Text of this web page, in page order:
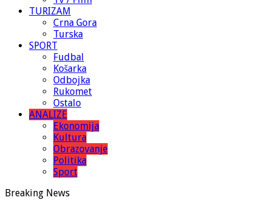
TURIZAM
Crna Gora
Turska
SPORT
Fudbal
Košarka
Odbojka
Rukomet
Ostalo
ANALIZE
Ekonomija
Kultura
Obrazovanje
Politika
Sport
Breaking News